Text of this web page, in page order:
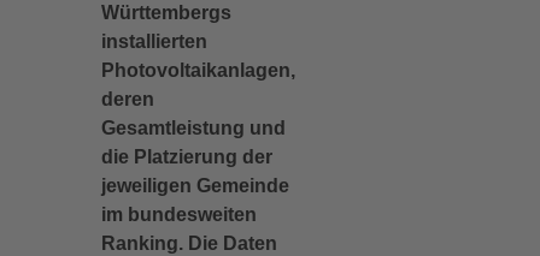
Württembergs
installierten
Photovoltaikanlagen,
deren
Gesamtleistung und
die Platzierung der
jeweiligen Gemeinde
im bundesweiten
Ranking. Die Daten